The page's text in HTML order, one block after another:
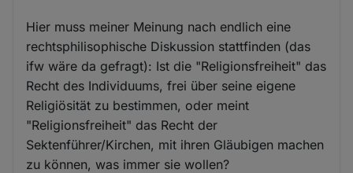
Hier muss meiner Meinung nach endlich eine
rechtsphilisophische Diskussion stattfinden (das
ifw wäre da gefragt): Ist die "Religionsfreiheit" das
Recht des Individuums, frei über seine eigene
Religiösität zu bestimmen, oder meint
"Religionsfreiheit" das Recht der
Sektenführer/Kirchen, mit ihren Gläubigen machen
zu können, was immer sie wollen?